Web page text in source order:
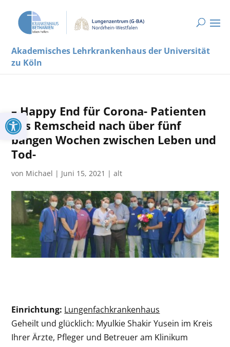
Akademisches Lehrkrankenhaus der Universität
zu Köln
– Happy End für Corona- Patienten
aus Remscheid nach über fünf
bangen Wochen zwischen Leben und
Tod-
von Michael | Juni 15, 2021 |alt
Einrichtung: Lungenfachkrankenhaus
Geheilt und glücklich: Myulkie Shakir Yusein im Kreis
Ihrer Ärzte, Pfleger und Betreuer am Klinikum
Werkzeugleiste öffnen